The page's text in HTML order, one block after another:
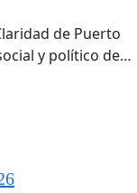
de Puerto
y político de…